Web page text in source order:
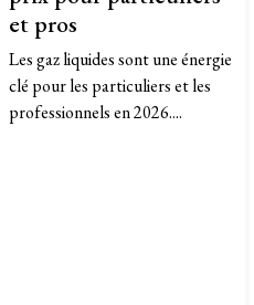
et pros
Les gaz liquides sont une énergie
clé pour les particuliers et les
professionnels en 2026....